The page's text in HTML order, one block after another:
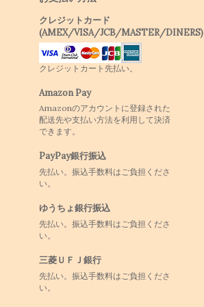
クレジットカード
(AMEX/VISA/JCB/MASTER/DINERS)
クレジットカート先払い。
Amazon Pay
Amazonのアカウントに登録された
配送先や支払い方法を利用して決済
できます。
PayPay銀行振込
先払い。振込手数料はご負担くださ
い。
ゆうちょ銀行振込
先払い。振込手数料はご負担くださ
い。
三菱ＵＦＪ銀行
先払い。振込手数料はご負担くださ
い。